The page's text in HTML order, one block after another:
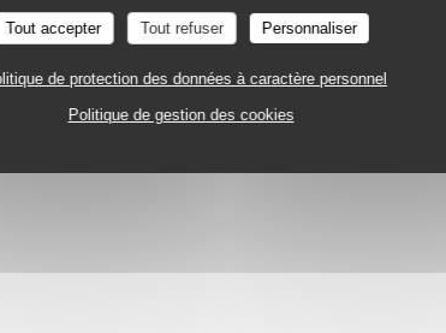
Tout accepter Tout refuser Personnaliser
de protection des données à caractère personnel
Politique de gestion des cookies